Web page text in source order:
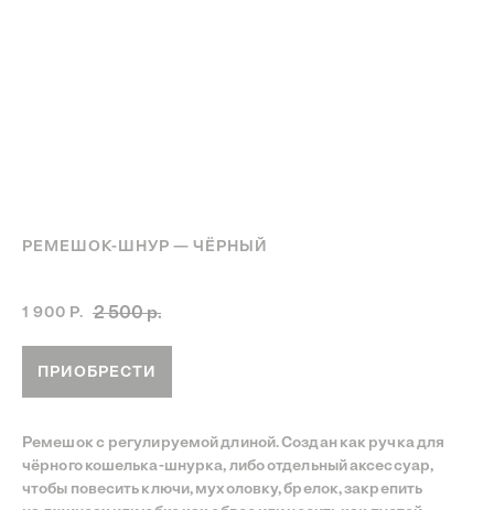
РЕМЕШОК-ШНУР — ЧЁРНЫЙ
1 900 Р. 2 500р.
ПРИОБРЕСТИ
Ремешок с регулируемой длиной. Создан как ручка для
чёрного кошелька-шнурка, либо отдельный аксессуар,
чтобы повесить ключи, мухоловку, брелок, закрепить
СПРОЕКТИРОВАНО
NON-OBJECTIVE
©
BECENTAUREA
— СДЕЛАНО С ЛЮБОВЬЮ